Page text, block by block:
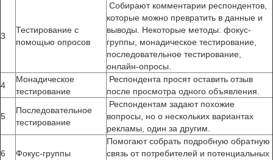
3
Тестирование с
помощью опросов
Собирают комментарии респондентов,
которые можно превратить в данные и
выводы. Некоторые методы: фокус-
группы, монадическое тестирование,
последовательное тестирование,
онлайн-опросы.
4
Монадическое
тестирование
Респондента просят оставить отзыв
после просмотра одного объявления.
5
Последовательное
тестирование
Респондентам задают похожие
вопросы, но о нескольких вариантах
рекламы, один за другим.
6 Фокус-группы
Помогают собрать подробную обратную
связь от потребителей и потенциальных